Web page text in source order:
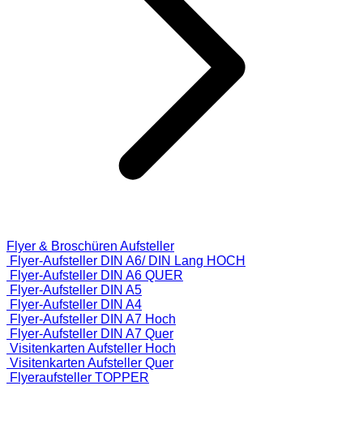
Flyer & Broschüren Aufsteller
Flyer-Aufsteller DIN A6/ DIN Lang HOCH
Flyer-Aufsteller DIN A6 QUER
Flyer-Aufsteller DIN A5
Flyer-Aufsteller DIN A4
Flyer-Aufsteller DIN A7 Hoch
Flyer-Aufsteller DIN A7 Quer
Visitenkarten Aufsteller Hoch
Visitenkarten Aufsteller Quer
Flyeraufsteller TOPPER